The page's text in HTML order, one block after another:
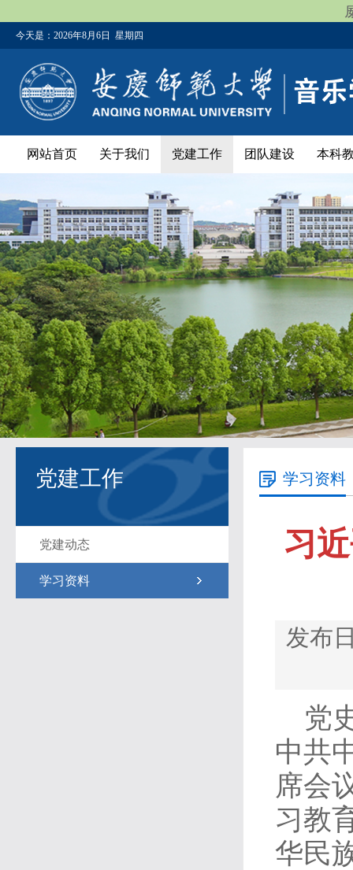
今天是： 2026年8月6日 星期四
网站首页 关于我们 党建工作 团队建设 本科
党建工作
党建动态
学习资料
学习资料
习
发布
党
中共
席会
习教
华民